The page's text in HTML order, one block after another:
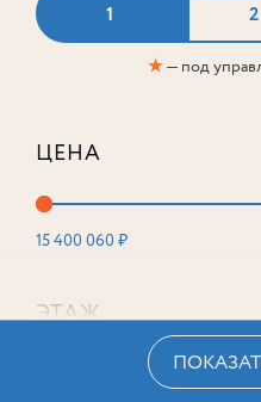
1 2
★— под
ЦЕНА
15 400 060 ₽
ЭТАЖ